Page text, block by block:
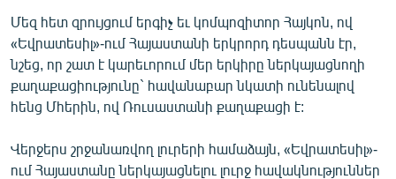
ՁԳՏԵԼՈՎ ԼԱՎԱԳՈՒՅՆԻՆ
ՓՈԴՔԱՍԹ
Հայերեն
Русский
Մեզ հետ զրույցում երգիչ եւ կոմպոզիտոր Հայկոն, ով
«Եվրատեսիլ»-ում Հայաստանի երկրորդ դեսպանն էր,
նշեց, որ շատ է կարեւորում մեր երկիրը ներկայացնողի
քաղաքացիությունը` հավանաբար նկատի ունենալով
հենց Մհերին, ով Ռուսաստանի քաղաքացի է:
Վերջերս շրջանառվող լուրերի համաձայն, «Եվրատեսիլ»-
ում Հայաստանը ներկայացնելու լուրջ հավակնություններ